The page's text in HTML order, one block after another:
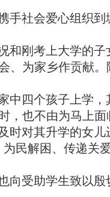
手社会爱心组织
和刚考上大学的
、为家乡作贡献
中四个孩子上学
，也不由为马上面
时对其升学的女儿
为民解困、传递关
向受助学生致以